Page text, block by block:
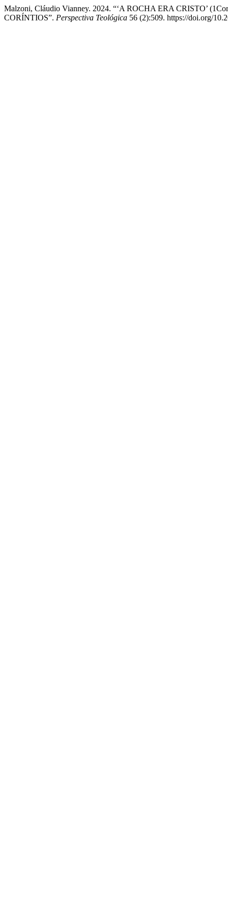
Malzoni, Cláudio Vianney. 2024. “‘A ROCHA ERA CRISTO’
CORÍNTIOS”. Perspectiva Teológica 56 (2):509. https://doi.org/